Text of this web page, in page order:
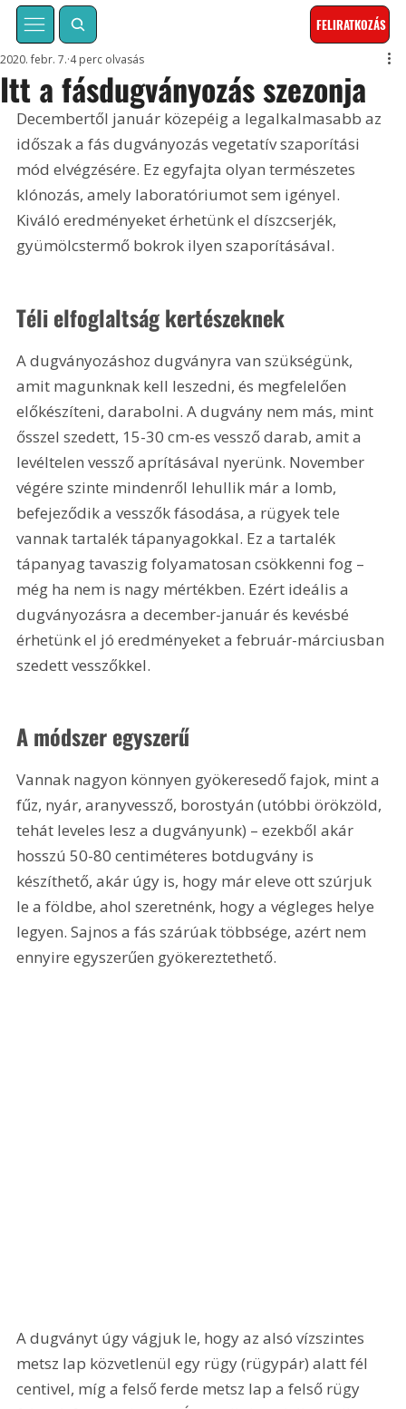
FELIRATKOZÁS
Itt a fásdugványozás szezonja
2020. febr. 7. 4 perc olvasás
Decembertől január közepéig a legalkalmasabb az
időszak a fás dugványozás vegetatív szaporítási
mód elvégzésére. Ez egyfajta olyan természetes
klónozás, amely laboratóriumot sem igényel.
Kiváló eredményeket érhetünk el díszcserjék,
gyümölcstermő bokrok ilyen szaporításával.
Téli elfoglaltság kertészeknek
A dugványozáshoz dugványra van szükségünk,
amit magunknak kell leszedni, és megfelelően
előkészíteni, darabolni. A dugvány nem más, mint
ősszel szedett, 15-30 cm-es vessző darab, amit a
levéltelen vessző aprításával nyerünk. November
végére szinte mindenről lehullik már a lomb,
befejeződik a vesszők fásodása, a rügyek tele
vannak tartalék tápanyagokkal. Ez a tartalék
tápanyag tavaszig folyamatosan csökkenni fog –
még ha nem is nagy mértékben. Ezért ideális a
dugványozásra a december-január és kevésbé
érhetünk el jó eredményeket a február-márciusban
szedett vesszőkkel.
A módszer egyszerű
Vannak nagyon könnyen gyökeresedő fajok, mint a
fűz, nyár, aranyvessző, borostyán (utóbbi örökzöld,
tehát leveles lesz a dugványunk) – ezekből akár
hosszú 50-80 centiméteres botdugvány is
készíthető, akár úgy is, hogy már eleve ott szúrjuk
le a földbe, ahol szeretnénk, hogy a végleges helye
legyen. Sajnos a fás szárúak többsége, azért nem
ennyire egyszerűen gyökereztethető.
A dugványt úgy vágjuk le, hogy az alsó vízszintes
metsz lap közvetlenül egy rügy (rügypár) alatt fél
centivel, míg a felső ferde metsz lap a felső rügy